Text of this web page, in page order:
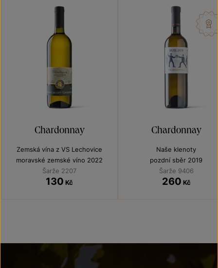
Chardonnay
Zemská vína z VS Lechovice
moravské zemské víno 2022
Šarže 2207
130 Kč
Chardonnay
Naše klenoty
pozdní sběr 2019
Šarže 9406
260 Kč